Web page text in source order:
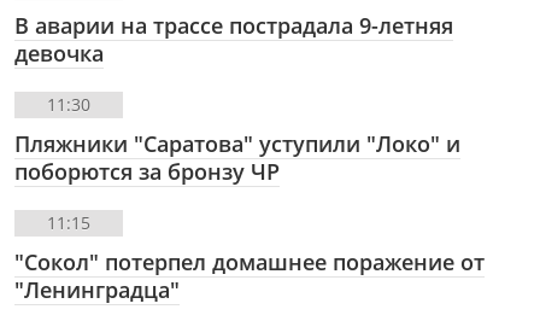
В аварии на трассе пострадала 9-летняя
девочка
11:30
Пляжники "Саратова" уступили "Локо" и
поборются за бронзу ЧР
11:15
"Сокол" потерпел домашнее поражение от
"Ленинградца"